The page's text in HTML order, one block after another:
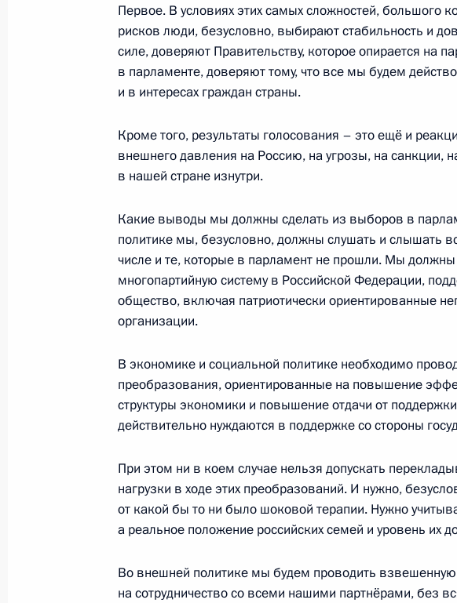
Вручение государственных наград
22 сентября 2016 года, 14:30 Москва, Кремль
Поздравление работникам и ветеранам атомной
промышленности
22 сентября 2016 года, 09:05
21 сентября 2016 года, среда
Телефонный разговор с Президентом Турции
Эрдоганом
21 сентября 2016 года, 22:20
Встреча с вице-канцлером, министром экономики
Германии Зигмаром Габриэлем
Встреча с родителями Магомеда Нурбагандова
Первое. В условиях этих самых сложностей, большого
рисков люди, безусловно, выбирают стабильность и
силе, доверяют Правительству, которое опирается на
в парламенте, доверяют тому, что все мы будем
и в интересах граждан страны.
Кроме того, результаты голосования – это ещё и
внешнего давления на Россию, на угрозы, на санкции,
в нашей стране изнутри.
Какие выводы мы должны сделать из выборов в
политике мы, безусловно, должны слушать и слышать
числе и те, которые в парламент не прошли. Мы
многопартийную систему в Российской Федерации,
общество, включая патриотически ориентированные
организации.
В экономике и социальной политике необходимо
преобразования, ориентированные на повышение
структуры экономики и повышение отдачи от
действительно нуждаются в поддержке со стороны
При этом ни в коем случае нельзя допускать
нагрузки в ходе этих преобразований. И нужно,
от какой бы то ни было шоковой терапии. Нужно
а реальное положение российских семей и уровень их
Во внешней политике мы будем проводить
на сотрудничество со всеми нашими партнёрами, без